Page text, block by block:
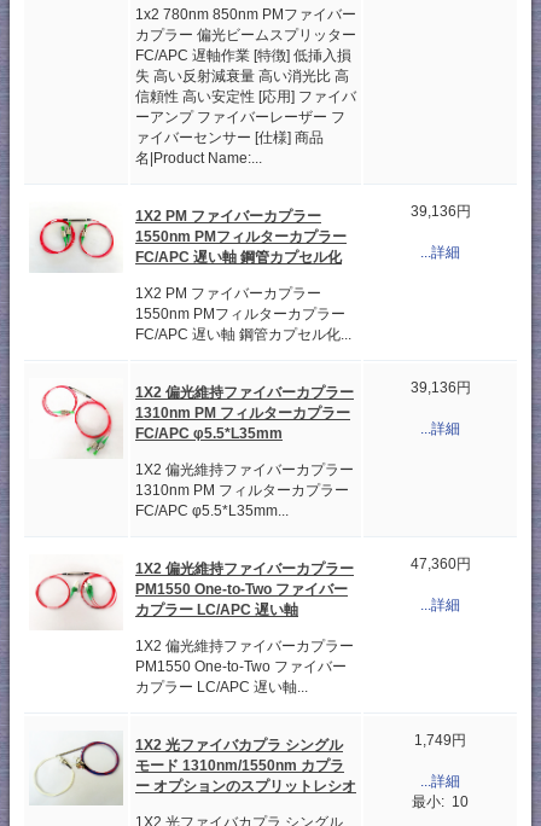
1x2 780nm 850nm PMファイバー
カプラー 偏光ビームスプリッター
FC/APC 遅軸作業 [特徴] 低挿入損
失 高い反射減衰量 高い消光比 高
信頼性 高い安定性 [応用] ファイバ
ーアンプ ファイバーレーザー フ
ァイバーセンサー [仕様] 商品
名|Product Name:...
1X2 PM ファイバーカプラー
1550nm PMフィルターカプラー
FC/APC 遅い軸 鋼管カプセル化
1X2 PM ファイバーカプラー
1550nm PMフィルターカプラー
FC/APC 遅い軸 鋼管カプセル化...
39,136円
...詳細
1X2 偏光維持ファイバーカプラー
1310nm PM フィルターカプラー
FC/APC φ5.5*L35mm
1X2 偏光維持ファイバーカプラー
1310nm PM フィルターカプラー
FC/APC φ5.5*L35mm...
39,136円
...詳細
1X2 偏光維持ファイバーカプラー
PM1550 One-to-Two ファイバー
カプラー LC/APC 遅い軸
1X2 偏光維持ファイバーカプラー
PM1550 One-to-Two ファイバー
カプラー LC/APC 遅い軸...
47,360円
...詳細
1X2 光ファイバカプラ シングル
モード 1310nm/1550nm カプラ
ー オプションのスプリットレシオ
1,749円
...詳細
最小: 10